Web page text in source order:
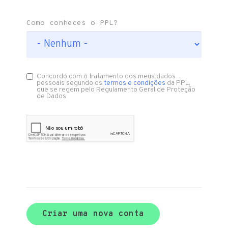
Como conheces o PPL?
Concordo com o tratamento dos meus dados
pessoais segundo ostermos e condições da PPL,
que se regem pelo Regulamento Geral de Proteção
de Dados
Criar uma nova conta